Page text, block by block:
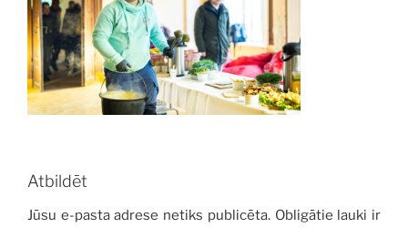
Atbildēt
Jūsu e-pasta adrese netiks publicēta. Obligātie lauki ir